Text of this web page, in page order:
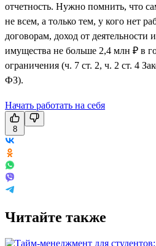
отчетность. Нужно помнить, что
не всем, а только тем, у кого нет
договорам, доход от деятельности
имущества не больше 2,4 млн ₽ в
ограничения (ч. 7 ст. 2, ч. 2 ст. 4
ФЗ).
Начать работать на себя
8
Читайте также